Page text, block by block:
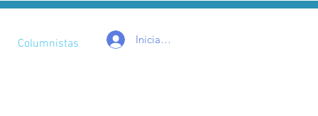
Columnistas Iniciar sesión